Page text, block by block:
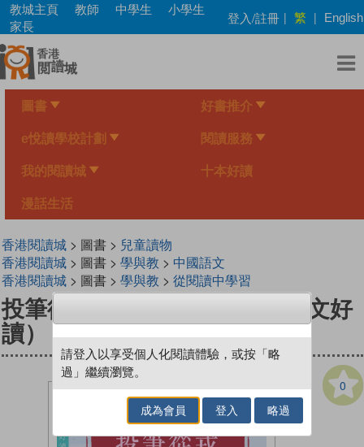
Skip
main
content
教城主頁 教師 中學生
小學生
家長
登入/註冊 | 繁 | English
圖書 好書推介
e悅讀學校計劃 閱讀服務
我的閱讀城 十本好讀
漫話生活
香港閱讀城> 圖書 > 兒童讀物
香港閱讀城> 圖書 > 學與教 > 中國語文
香港閱讀城> 圖書 > 學與教 > 從閱讀中學習
投筆從戎──古代風雲劇場（中文好
讀）
0
請登入以享受個人化閱讀體驗，或按「略
過」繼續瀏覽。
成為會員 登入 略過